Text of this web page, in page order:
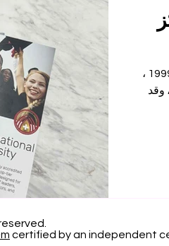
تعود جذور الجامعة السويسرية الدولية الأكاديمية إلى عام 1999 ،
وكانت رائدة في مجال التعليم عبر الإنترنت منذ عام 2013 ، وقد
certified by an independent